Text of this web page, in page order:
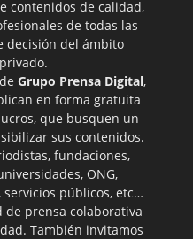
contenidos de calidad,
de todas las
decisión del ámbito
Grupo Prensa Digital,
en forma gratuita
que busquen un
sus contenidos.
fundaciones,
ONG,
públicos, etc…
prensa colaborativa
También invitamos